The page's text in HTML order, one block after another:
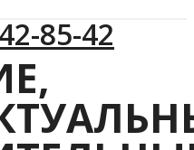
85-42